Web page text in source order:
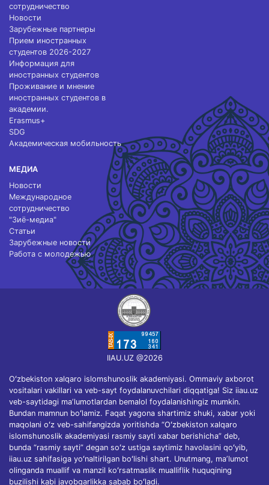
сотрудничество
Новости
Зарубежные партнеры
Прием иностранных
студентов 2026-2027
Информация для
иностранных студентов
Проживание и мнение
иностранных студентов в
академии.
Erasmus+
SDG
Академическая мобильность
МЕДИА
Новости
Международное
сотрудничество
"Зиё-медиа"
Статьи
Зарубежные новости
Работа с молодежью
IIAU.UZ @2026
Oʻzbekiston xalqaro islomshunoslik akademiyasi. Ommaviy axborot
vositalari vakillari va veb-sayt foydalanuvchilari diqqatiga! Siz iiau.uz
veb-saytidagi maʼlumotlardan bemalol foydalanishingiz mumkin.
Bundan mamnun boʻlamiz. Faqat yagona shartimiz shuki, xabar yoki
maqolani oʻz veb-sahifangizda yoritishda “Oʻzbekiston xalqaro
islomshunoslik akademiyasi rasmiy sayti xabar berishicha” deb,
bunda “rasmiy sayti” degan soʻz ustiga saytimiz havolasini qoʻyib,
iiau.uz sahifasiga yoʻnaltirilgan boʻlishi shart. Unutmang, maʼlumot
olinganda muallif va manzil koʻrsatmaslik mualliflik huquqining
buzilishi kabi javobgarlikka sabab boʻladi.